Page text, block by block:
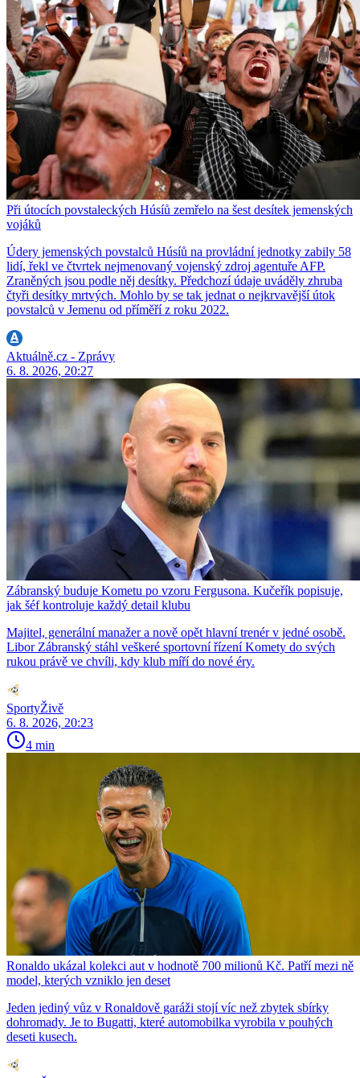
Při útocích povstaleckých Húsíů zemřelo na šest desítek jemenských
vojáků
Údery jemenských povstalců Húsíů na provládní jednotky zabily 58
lidí, řekl ve čtvrtek nejmenovaný vojenský zdroj agentuře AFP.
Zraněných jsou podle něj desítky. Předchozí údaje uváděly zhruba
čtyři desítky mrtvých. Mohlo by se tak jednat o nejkrvavější útok
povstalců v Jemenu od příměří z roku 2022.
Aktuálně.cz - Zprávy
6. 8. 2026, 20:27
Zábranský buduje Kometu po vzoru Fergusona. Kučeřík popisuje,
jak šéf kontroluje každý detail klubu
Majitel, generální manažer a nově opět hlavní trenér v jedné osobě.
Libor Zábranský stáhl veškeré sportovní řízení Komety do svých
rukou právě ve chvíli, kdy klub míří do nové éry.
SportyŽivě
6. 8. 2026, 20:23
4 min
Ronaldo ukázal kolekci aut v hodnotě 700 milionů Kč. Patří mezi ně
model, kterých vzniklo jen deset
Jeden jediný vůz v Ronaldově garáži stojí víc než zbytek sbírky
dohromady. Je to Bugatti, které automobilka vyrobila v pouhých
deseti kusech.